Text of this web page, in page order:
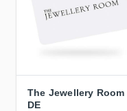
The Jewellery Room
DE